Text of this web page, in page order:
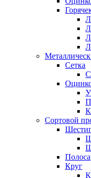
Сетка
Сортовой
Полоса
Круг